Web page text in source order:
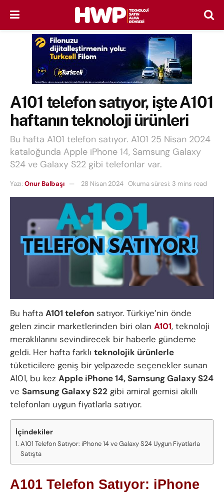
A101 telefon satıyor, işte A101
haftanın teknoloji ürünleri
Bu hafta A101 telefon satıyor. A101 25 Nisan 2024
kataloğunda Apple iPhone 14, Samsung Galaxy
S24 ve Galaxy S22 gibi telefonlar var.
Yazı: Onur Balbaşı 28 Nisan 2024 Okuma süresi: 3 mins read
Bu hafta A101 telefon satıyor. Türkiye’nin önde
gelen zincir marketlerinden biri olan A101, teknoloji
meraklılarını sevindirecek bir haberle gündeme
geldi. Her hafta farklı teknolojik ürünlerle
tüketicilere geniş bir yelpazede seçenekler sunan
A101, bu kez Apple iPhone 14, Samsung Galaxy S24
ve Samsung Galaxy S22 gibi amiral gemisi akıllı
telefonları uygun fiyatlarla satıyor.
İçindekiler
A101 Telefon Satıyor: iPhone 14 ve Galaxy S24 Uygun Fiyatlarla
Satışta
A101 Telefon Satıyor: iPhone